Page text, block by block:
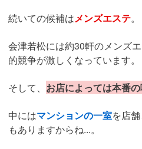
続いての候補はメンズエステ。
会津若松には約30軒のメンズ
的競争が激しくなっています。
そして、 お店によっては本番
中にはマンションの一室を店
もありますからね...。